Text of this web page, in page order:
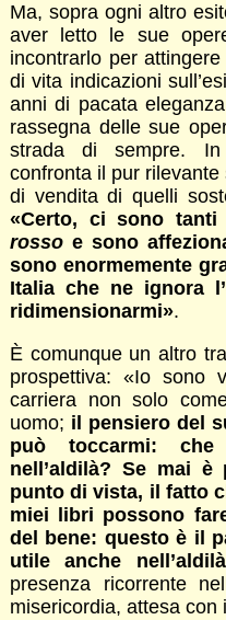
Ma, sopra ogni altro
aver letto le sue
incontrarlo per
di vita indicazioni
anni di pacata
rassegna delle sue
strada di sempre. In
confronta il pur
di vendita di quelli
«Certo, ci sono
rossoe sono
sono enormemente
Italia che ne ignora
ridimensionarmi».
È comunque un altro
prospettiva: «Io sono
carriera non solo
uomo; il pensiero del
può toccarmi:
nell’aldilà? Se mai
punto di vista, il fatto
miei libri possono
del bene: questo è il
utile anche nell’aldilà
presenza ricorrente
misericordia, attesa con